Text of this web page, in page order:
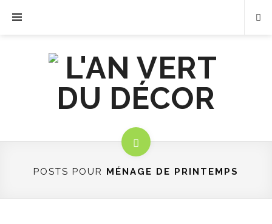
POSTS POUR MÉNAGE DE PRINTEMPS